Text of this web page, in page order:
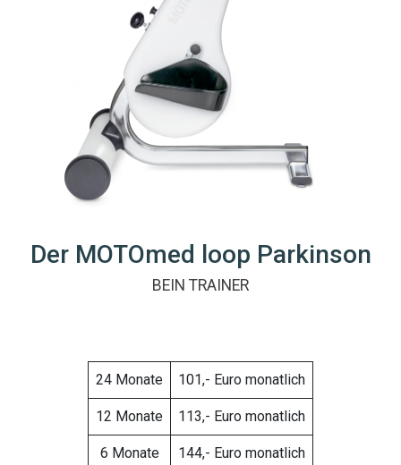
Der MOTOmed loop Parkinson
BEIN TRAINER
24 Monate 101,- Euro monatlich
12 Monate 113,- Euro monatlich
6 Monate 144,- Euro monatlich